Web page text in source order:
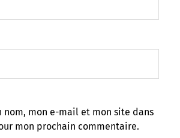
nom, mon e-mail et mon site dans
mon prochain commentaire.